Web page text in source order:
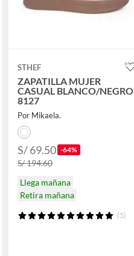
STHEF
ZAPATILLA MUJER
CASUAL BLANCO/NEGRO
8127
Por Mikaela.
S/ 69.50 -64%
S/ 194.60
Llega mañana
Retira mañana
(5)